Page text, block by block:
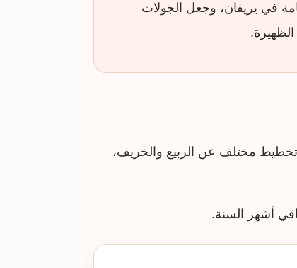
في يريفان، وجعل الجولات
تخطيط مختلف عن الربيع والخريف،
أشهر السنة.